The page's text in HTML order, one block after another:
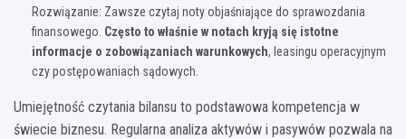
Rozwiązanie: Zawsze czytaj noty objaśniające do sprawozdania
finansowego. Często to właśnie w notach kryją się istotne
informacje o zobowiązaniach warunkowych, leasingu operacyjnym
czy postępowaniach sądowych.
Umiejętność czytania bilansu to podstawowa kompetencja w
świecie biznesu. Regularna analiza aktywów i pasywów pozwala na